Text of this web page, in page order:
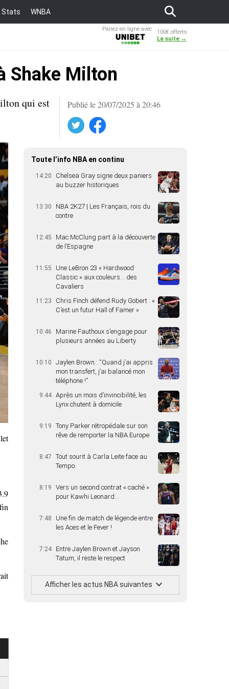
Stats WNBA
Pariez en ligne avec
100€ offerts
La suite →
Shake Milton
Publié le 20/07/2025 à 20:46
Facebook
qui est
Toute l’info NBA en continu
14:20
Chelsea Gray signe deux paniers
au buzzer historiques
13:30
NBA 2K27 | Les Français, rois du
contre
12:45
Mac McClung part à la découverte
de l’Espagne
11:55
Une LeBron 23 « Hardwood
Classic » aux couleurs… des
Cavaliers
11:23
Chris Finch défend Rudy Gobert : «
C’est un futur Hall of Famer »
10:46
Marine Fauthoux s’engage pour
plusieurs années au Liberty
10:10
Jaylen Brown : “Quand j’ai appris
mon transfert, j’ai balancé mon
téléphone !”
9:44 Après un mois d’invincibilité, les
Lynx chutent à domicile
9:19
Tony Parker rétropédale sur son
rêve de remporter la NBA Europe
8:47
Tout sourit à Carla Leite face au
Tempo
8:19
Vers un second contrat « caché »
pour Kawhi Leonard…
7:48
Une fin de match de légende entre
les Aces et le Fever !
7:24
Entre Jaylen Brown et Jayson
Tatum, il reste le respect
Afficher les actus NBA suivantes